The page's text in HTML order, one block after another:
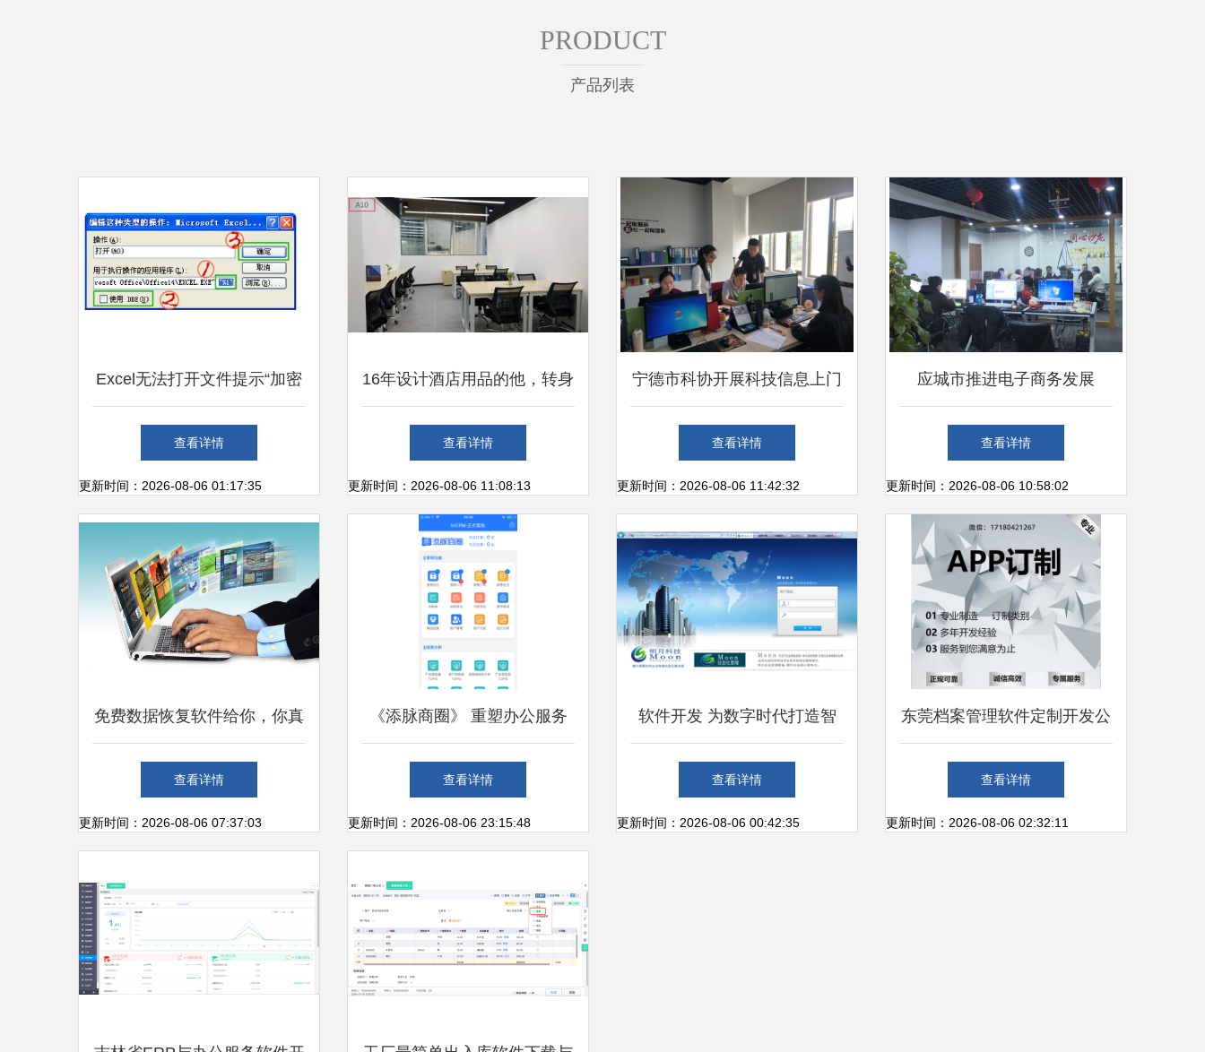
PRODUCT
产品列表
Excel无法打开文件提示“加密
类型不可用”的原因与解决方
案
查看详情
更新时间：2026-08-06 01:17:35
16年设计酒店用品的他，转身
开发办公服务软件 一个灵感
竟获100多家酒店热捧
查看详情
更新时间：2026-08-06 11:08:13
宁德市科协开展科技信息上门
服务 助力办公服务软件开发
企业创新发展
查看详情
更新时间：2026-08-06 11:42:32
应城市推进电子商务发展
以“星火燎燃”之势点亮农村电
商与办公服务软件新篇章
查看详情
更新时间：2026-08-06 10:58:02
免费数据恢复软件给你，你真
的敢用吗？聚焦办公服务软件
的安全性
查看详情
更新时间：2026-08-06 07:37:03
《添脉商圈》 重塑办公服务
软件的智能化新生态
查看详情
更新时间：2026-08-06 23:15:48
软件开发 为数字时代打造智
能工具箱，时间财富网助力效
率升级
查看详情
更新时间：2026-08-06 00:42:35
东莞档案管理软件定制开发公
司匠人精神用心服务 梦幻网
络
查看详情
更新时间：2026-08-06 02:32:11